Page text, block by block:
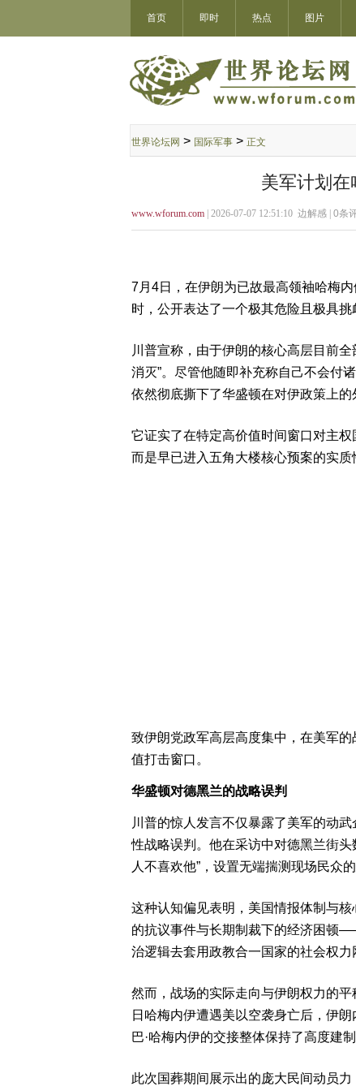
首页 即时 热点 图片
世界论坛网 > 国际军事 > 正文
美军计划在
www.wforum.com | 2026-07-07 12:51:10 边解感 | 0条
7月4日，在伊朗为已故最高领袖哈梅
时，公开表达了一个极其危险且极具挑
川普宣称，由于伊朗的核心高层目前
消灭”。尽管他随即补充称自己不会付
依然彻底撕下了华盛顿在对伊政策上的
它证实了在特定高价值时间窗口对主
而是早已进入五角大楼核心预案的实质
致伊朗党政军高层高度集中，在美军
值打击窗口。
华盛顿对德黑兰的战略误判
川普的惊人发言不仅暴露了美军的动
性战略误判。他在采访中对德黑兰街头
人不喜欢他”，设置无端揣测现场民众的
这种认知偏见表明，美国情报体制与
的抗议事件与长期制裁下的经济困顿
治逻辑去套用政教合一国家的社会权力
然而，战场的实际走向与伊朗权力的
日哈梅内伊遭遇美以空袭身亡后，伊
巴·哈梅内伊的交接整体保持了高度建
此次国葬期间展示出的庞大民间动员